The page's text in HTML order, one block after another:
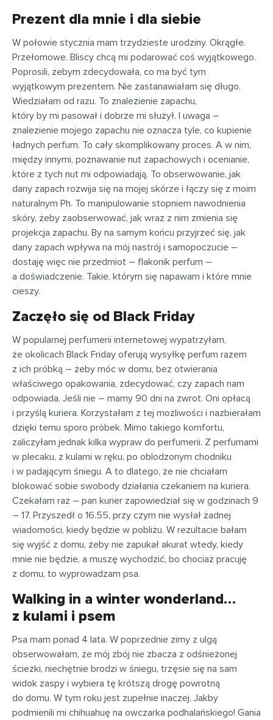
Prezent dla mnie i dla siebie
W połowie stycznia mam trzydzieste urodziny. Okrągłe.
Przełomowe. Bliscy chcą mi podarować coś wyjątkowego.
Poprosili, żebym zdecydowała, co ma być tym
wyjątkowym prezentem. Nie zastanawiałam się długo.
Wiedziałam od razu. To znalezienie zapachu,
który by mi pasował i dobrze mi służył. I uwaga –
znalezienie mojego zapachu nie oznacza tyle, co kupienie
ładnych perfum. To cały skomplikowany proces. A w nim,
między innymi, poznawanie nut zapachowych i ocenianie,
które z tych nut mi odpowiadają. To obserwowanie, jak
dany zapach rozwija się na mojej skórze i łączy się z moim
naturalnym Ph. To manipulowanie stopniem nawodnienia
skóry, żeby zaobserwować, jak wraz z nim zmienia się
projekcja zapachu. By na samym końcu przyjrzeć się, jak
dany zapach wpływa na mój nastrój i samopoczucie –
dostaję więc nie przedmiot – flakonik perfum –
a doświadczenie. Takie, którym się napawam i które mnie
cieszy.
Zaczęło się od Black Friday
W popularnej perfumerii internetowej wypatrzyłam,
że okolicach Black Friday oferują wysyłkę perfum razem
z ich próbką – żeby móc w domu, bez otwierania
właściwego opakowania, zdecydować, czy zapach nam
odpowiada. Jeśli nie – mamy 90 dni na zwrot. Oni opłacą
i przyślą kuriera. Korzystałam z tej możliwości i nazbierałam
dzięki temu sporo próbek. Mimo takiego komfortu,
zaliczyłam jednak kilka wypraw do perfumerii. Z perfumami
w plecaku, z kulami w ręku, po oblodzonym chodniku
i w padającym śniegu. A to dlatego, że nie chciałam
blokować sobie swobody działania czekaniem na kuriera.
Czekałam raz – pan kurier zapowiedział się w godzinach 9
– 17. Przyszedł o 16.55, przy czym nie wysłał żadnej
wiadomości, kiedy będzie w pobliżu. W rezultacie bałam
się wyjść z domu, żeby nie zapukał akurat wtedy, kiedy
mnie nie będzie, a muszę wychodzić, bo chociaż pracuję
z domu, to wyprowadzam psa.
Walking in a winter wonderland…
z kulami i psem
Psa mam ponad 4 lata. W poprzednie zimy z ulgą
obserwowałam, że mój zbój nie zbacza z odśnieżonej
ścieżki, niechętnie brodzi w śniegu, trzęsie się na sam
widok zaspy i wybiera tę krótszą drogę powrotną
do domu. W tym roku jest zupełnie inaczej. Jakby
podmienili mi chihuahuę na owczarka podhalańskiego! Gania